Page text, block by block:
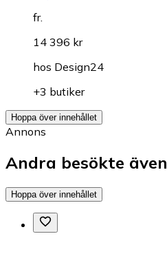
fr.
14 396 kr
hos Design24
+3 butiker
Hoppa över innehållet
Annons
Andra besökte även
Hoppa över innehållet